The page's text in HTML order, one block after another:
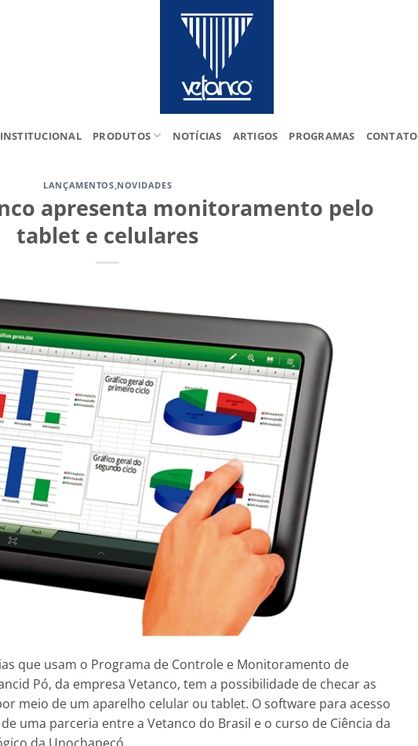
INSTITUCIONAL PRODUTOS NOTÍCIAS ARTIGOS PROGRAMAS CONTATO
LANÇAMENTOS,NOVIDADES
apresenta monitoramento pelo
tablet e celulares
que usam o Programa de Controle e Monitoramento de
Pó, da empresa Vetanco, tem a possibilidade de checar as
meio de um aparelho celular ou tablet. O software para acesso
uma parceria entre a Vetanco do Brasil e o curso de Ciência da